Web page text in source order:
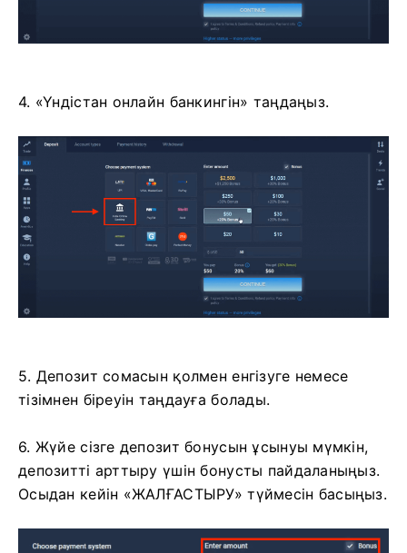
4. «Үндістан онлайн банкингін» таңдаңыз.
5. Депозит сомасын қолмен енгізуге немесе
тізімнен біреуін таңдауға болады.
6. Жүйе сізге депозит бонусын ұсынуы мүмкін,
депозитті арттыру үшін бонусты пайдаланыңыз.
Осыдан кейін «ЖАЛҒАСТЫРУ» түймесін басыңыз.